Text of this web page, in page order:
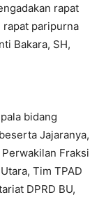
rapat
rapat paripurna
Bakara, SH,
bidang
Jajaranya,
Fraksi
Tim TPAD
DPRD BU,